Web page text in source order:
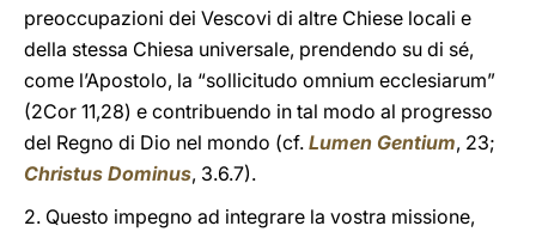
preoccupazioni dei Vescovi di altre Chiese locali e
della stessa Chiesa universale, prendendo su di sé,
come l’Apostolo, la “sollicitudo omnium ecclesiarum”
(2Cor 11,28) e contribuendo in tal modo al progresso
del Regno di Dio nel mondo (cf. Lumen Gentium, 23;
Christus Dominus, 3.6.7).
2. Questo impegno ad integrare la vostra missione,